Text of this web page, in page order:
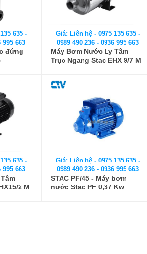
635 -
995 663
đứng
Giá: Liên hệ - 0975 135 635 -
0989 490 236 - 0936 995 663
Máy Bơm Nước Ly Tâm
Trục Ngang Stac EHX 9/7 M
635 -
995 663
2 M
Giá: Liên hệ - 0975 135 635 -
0989 490 236 - 0936 995 663
STAC PF/45 - Máy bơm
nước Stac PF 0,37 Kw